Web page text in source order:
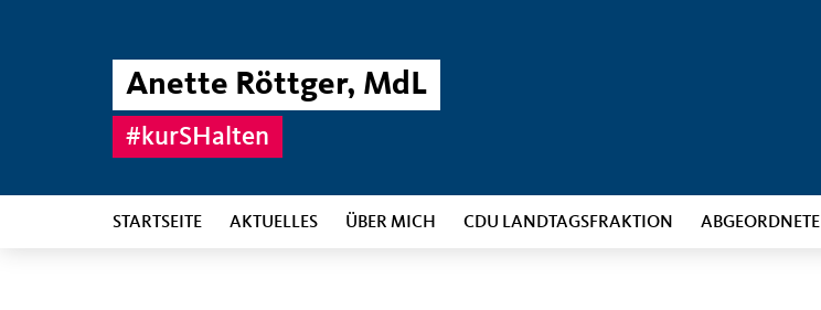
Anette Röttger, MdL
#kurSHalten
STARTSEITE AKTUELLES ÜBER MICH CDU LANDTAGSFRAKTION ABGEORDNETE